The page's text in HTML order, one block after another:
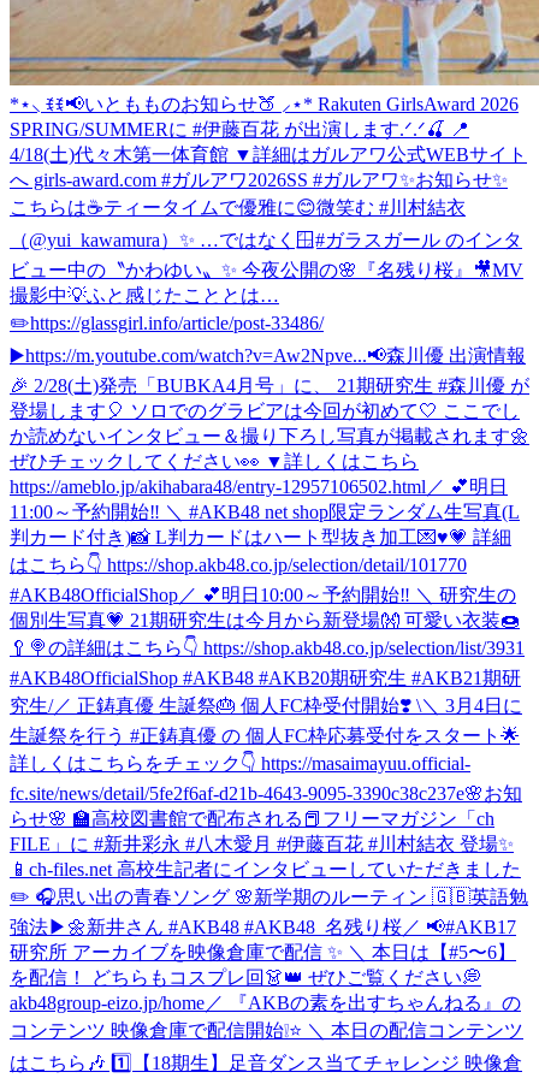
*⋆⸜ ꉂꉂ📢いともものお知らせ🍑 ⸝⋆* Rakuten GirlsAward 2026
SPRING/SUMMERに #伊藤百花 が出演します.ᐟ.ᐟ🍒 📍
4/18(土)代々木第一体育館 ▼詳細はガルアワ公式WEBサイト
へ girls-award.com #ガルアワ2026SS #ガルアワ✨お知らせ✨
こちらは☕️ティータイムで優雅に😊微笑む #川村結衣
（@yui_kawamura）✨ …ではなく🪟#ガラスガール のインタ
ビュー中の〝かわゆい〟✨ 今夜公開の🌸『名残り桜』🎥MV
撮影中💡ふと感じたこととは…
✏️https://glassgirl.info/article/post-33486/
▶️https://m.youtube.com/watch?v=Aw2Npve...📢森川優 出演情報
🎉 2/28(土)発売「BUBKA4月号」に、 21期研究生 #森川優 が
登場します🎈 ソロでのグラビアは今回が初めて🤍 ここでし
か読めないインタビュー＆撮り下ろし写真が掲載されます🌼
ぜひチェックしてください👀 ▼詳しくはこちら
https://ameblo.jp/akihabara48/entry-12957106502.html ／ 💕明日
11:00～予約開始‼️ ＼ #AKB48 net shop限定ランダム生写真(L
判カード付き)📸 L判カードはハート型抜き加工💌♥💗 詳細
はこちら👇 https://shop.akb48.co.jp/selection/detail/101770
#AKB48OfficialShop／ 💕明日10:00～予約開始‼️ ＼ 研究生の
個別生写真💗 21期研究生は今月から新登場👐 可愛い衣装🍩
🥄🍭の詳細はこちら👇 https://shop.akb48.co.jp/selection/list/3931
#AKB48OfficialShop #AKB48 #AKB20期研究生 #AKB21期研
究生/／ 正鋳真優 生誕祭🎂 個人FC枠受付開始❣️ \＼ 3月4日に
生誕祭を行う #正鋳真優 の 個人FC枠応募受付をスタート🌟
詳しくはこちらをチェック👇 https://masaimayuu.official-
fc.site/news/detail/5fe2f6af-d21b-4643-9095-3390c38c237e🌸お知
らせ🌸 🏫高校図書館で配布される📕フリーマガジン「ch
FILE」に #新井彩永 #八木愛月 #伊藤百花 #川村結衣 登場✨
📱ch-files.net 高校生記者にインタビューしていただきました
✏️ 🎧思い出の青春ソング 🌸新学期のルーティン 🇬🇧英語勉
強法▶︎🌼新井さん #AKB48 #AKB48_名残り桜／ 📢#AKB17
研究所 アーカイブを映像倉庫で配信 ✨ ＼ 本日は【#5〜6】
を配信！ どちらもコスプレ回👗👑 ぜひご覧ください💭
akb48group-eizo.jp/home／ 『AKBの素を出すちゃんねる』の
コンテンツ 映像倉庫で配信開始❕⭐️ ＼ 本日の配信コンテンツ
はこちら🎶 1️⃣【18期生】足音ダンス当てチャレンジ 映像倉